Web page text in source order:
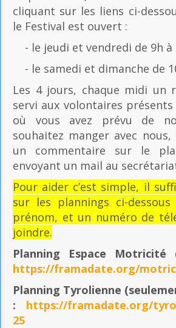
cliquant sur les liens ci-
le Festival est ouvert :
- le jeudi et vendredi de 9h à
- le samedi et dimanche de
Les 4 jours, chaque midi un
servi aux volontaires
où vous avez prévu de
souhaitez manger avec
un commentaire sur le
envoyant un mail au
Pour aider c’est simple, il
sur les plannings ci-
prénom, et un numéro de
joindre.
Planning Espace Motricité
https://framadate.org/
Planning Tyrolienne
: https://framadate.org/
25